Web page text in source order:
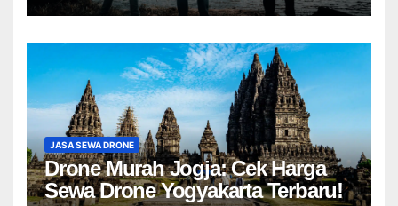
JASA SEWA DRONE
Drone Murah Jogja: Cek Harga
Sewa Drone Yogyakarta Terbaru!